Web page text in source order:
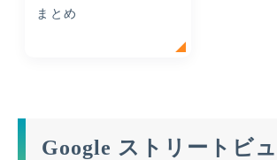
まとめ
Google ストリートビ